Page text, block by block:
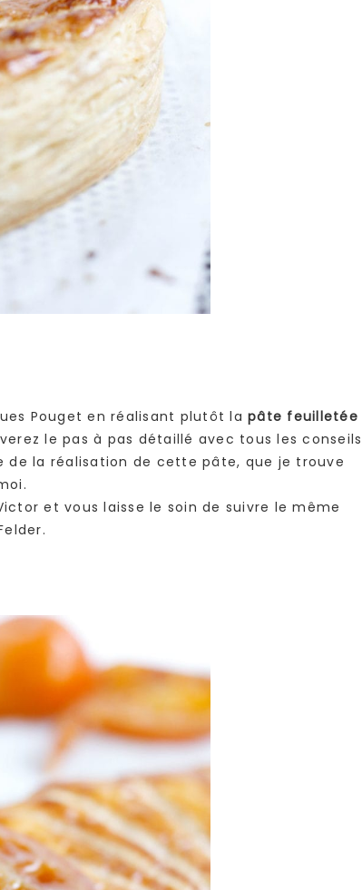
Pouget en réalisant plutôt la pâte feuilletée
le pas à pas détaillé avec tous les conseils
de la réalisation de cette pâte, que je trouve
et vous laisse le soin de suivre le même